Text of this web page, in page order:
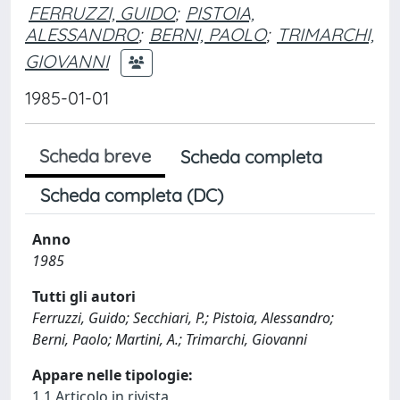
FERRUZZI, GUIDO; PISTOIA,
ALESSANDRO; BERNI, PAOLO; TRIMARCHI,
GIOVANNI
1985-01-01
Scheda breve
Scheda completa
Scheda completa (DC)
Anno
1985
Tutti gli autori
Ferruzzi, Guido; Secchiari, P.; Pistoia, Alessandro;
Berni, Paolo; Martini, A.; Trimarchi, Giovanni
Appare nelle tipologie: